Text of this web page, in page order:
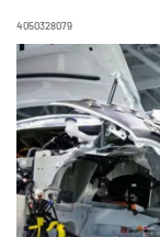
4050328079